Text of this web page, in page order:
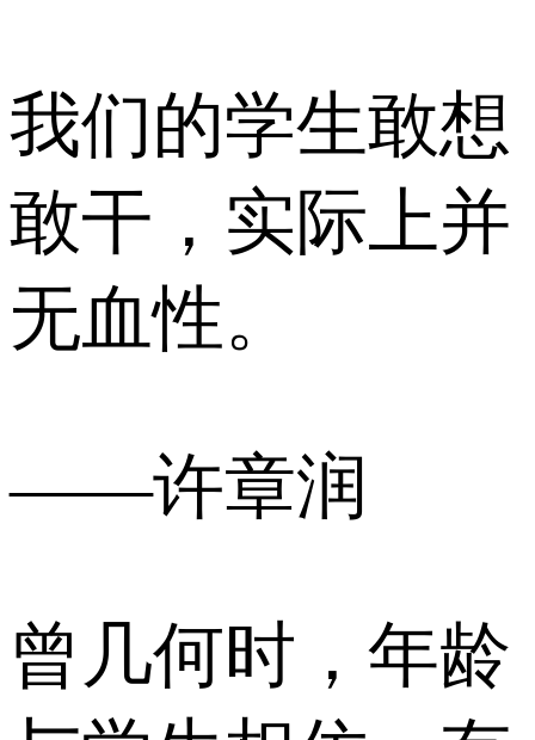
我们的学生敢想
敢干，实际上并
无血性。
——许章润
曾几何时，年龄